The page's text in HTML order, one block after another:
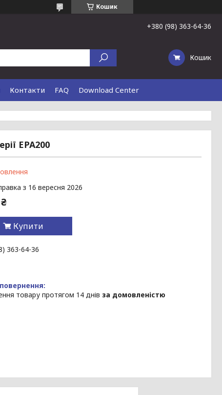
Кошик
+380 (98) 363-64-36
Кошик
Контакти FAQ Download Center
EPA200
з 16 вересня 2026
Купити
363-64-36
товару протягом 14 днів за домовленістю